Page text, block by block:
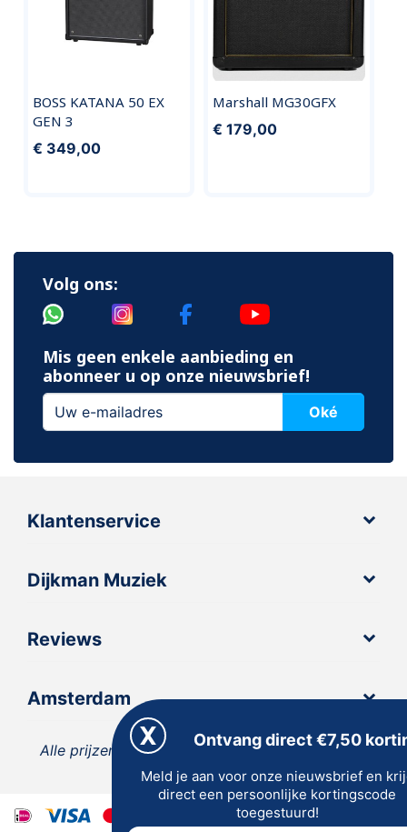
BOSS KATANA 50 EX
GEN 3
€ 349,00
Marshall MG30GFX
€ 179,00
Volg ons:
Mis geen enkele aanbieding en
abonneer u op onze nieuwsbrief!
Oké
Klantenservice
Dijkman Muziek
Reviews
Amsterdam
Alle prijzen zijn inclusief 21% BTW, tenzij anders
vermeld.
Ontvang direct €7,50
Meld je aan voor onze nieuwsbrief en
direct een persoonlijke kortingscode
toegestuurd!